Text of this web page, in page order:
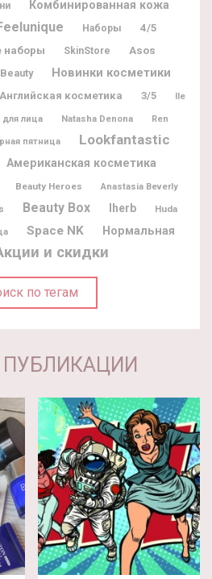
Комбинированная кожа
Наборы 4/5
наборы SkinStore Asos
Новинки косметики
Английская косметика 3/5
Ile
лица Natasha Denona Ren
пятница Lookfantastic
Американская косметика
Beauty Heroes Anastasia Beverly
Beauty Box Iherb
Huda
Space NK
Нормальная
и скидки
по тегам